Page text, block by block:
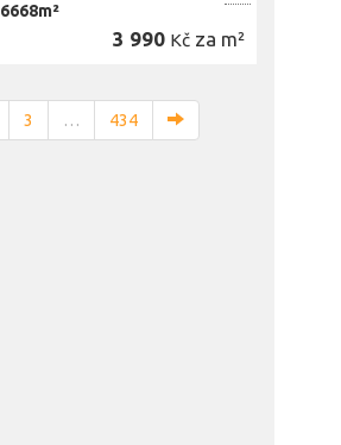
6668m²
3 990 Kč za m²
3 … 434